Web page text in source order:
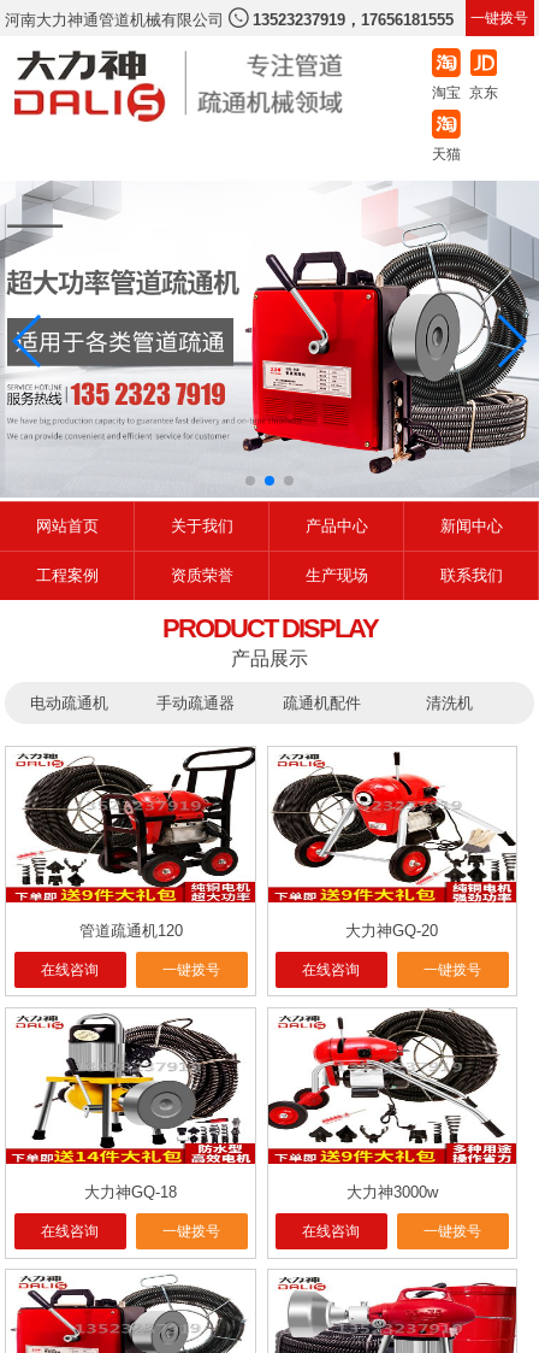
河南大力神通管道机械有限公司 13523237919，17656181555 一键拨号
淘宝 京东
天猫
网站首页 关于我们 产品中心 新闻中心
工程案例 资质荣誉 生产现场 联系我们
PRODUCT DISPLAY
产品展示
电动疏通机 手动疏通器 疏通机配件 清洗机
管道疏通机120
在线咨询 一键拨号
大力神GQ-20
在线咨询 一键拨号
大力神GQ-18
在线咨询 一键拨号
大力神3000w
在线咨询 一键拨号